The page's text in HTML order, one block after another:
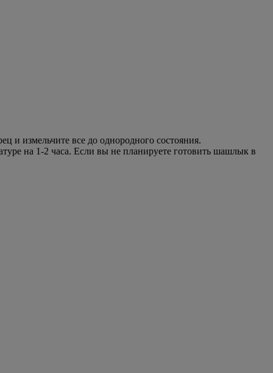
и измельчите все до однородного состояния.
на 1-2 часа. Если вы не планируете готовить шашлык в